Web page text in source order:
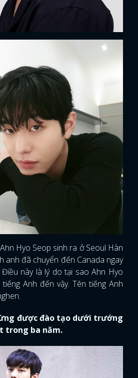
Hyo Seop sinh ra ở Seoul Hàn
anh đã chuyển đến Canada ngay
này là lý do tại sao Ahn Hyo
Anh đến vậy. Tên tiếng Anh
được đào tạo dưới trướng
trong ba năm.